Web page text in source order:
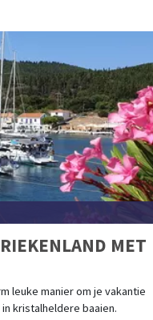
MET
leuke manier om je vakantie
kristalheldere baaien.